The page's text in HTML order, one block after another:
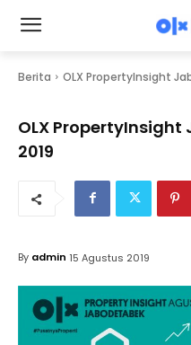
Berita OLX PropertyInsight
OLX
2019
By admin 15 Agustus 2019